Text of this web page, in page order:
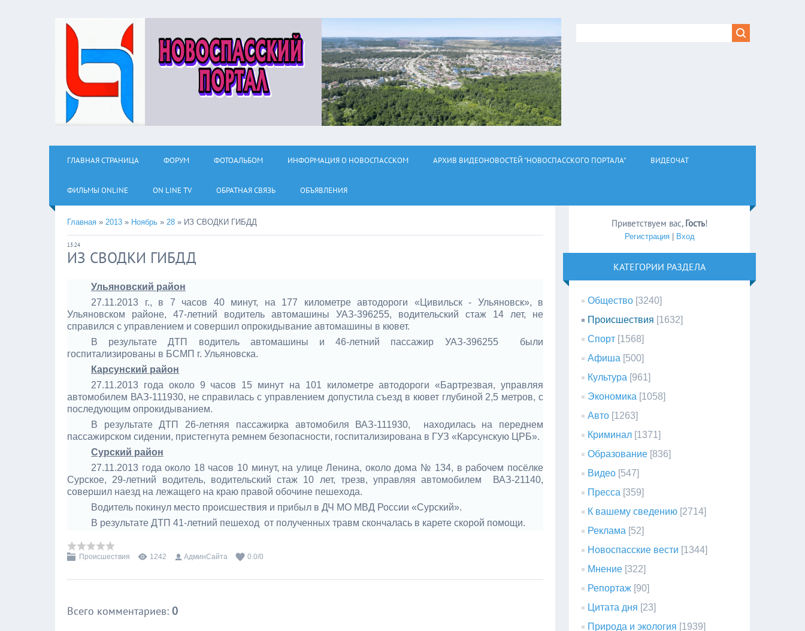
ГЛАВНАЯ СТРАНИЦА ФОРУМ ФОТОАЛЬБОМ ИНФОРМАЦИЯ О НОВОСПАССКОМ АРХИВ ВИДЕОНОВОСТЕЙ "НОВОСПАССКОГО ПОРТАЛА" ВИДЕОЧАТ
ФИЛЬМЫ ОNLINE ON LINE TV ОБРАТНАЯ СВЯЗЬ ОБЪЯВЛЕНИЯ
Главная » 2013 » Ноябрь » 28 » ИЗ СВОДКИ ГИБДД
13:24
ИЗ СВОДКИ ГИБДД
Ульяновский район
27.11.2013 г., в 7 часов 40 минут, на 177 километре автодороги «Цивильск - Ульяновск», в
Ульяновском районе, 47-летний водитель автомашины УАЗ-396255, водительский стаж 14 лет, не
справился с управлением и совершил опрокидывание автомашины в кювет.
В результате ДТП водитель автомашины и 46-летний пассажир УАЗ-396255 были
госпитализированы в БСМП г. Ульяновска.
Карсунский район
27.11.2013 года около 9 часов 15 минут на 101 километре автодороги «Бартрезвая, управляя
автомобилем ВАЗ-111930, не справилась с управлением допустила съезд в кювет глубиной 2,5 метров, с
последующим опрокидыванием.
В результате ДТП 26-летняя пассажирка автомобиля ВАЗ-111930, находилась на переднем
пассажирском сидении, пристегнута ремнем безопасности, госпитализирована в ГУЗ «Карсунскую ЦРБ».
Сурский район
27.11.2013 года около 18 часов 10 минут, на улице Ленина, около дома № 134, в рабочем посёлке
Сурское, 29-летний водитель, водительский стаж 10 лет, трезв, управляя автомобилем ВАЗ-21140,
совершил наезд на лежащего на краю правой обочине пешехода.
Водитель покинул место происшествия и прибыл в ДЧ МО МВД России «Сурский».
В результате ДТП 41-летний пешеход от полученных травм скончалась в карете скорой помощи.
Происшествия 1242 АдминСайта 0.0/0
Всего комментариев: 0
Приветствуем вас, Гость!
Регистрация| Вход
КАТЕГОРИИ РАЗДЕЛА
Общество [3240]
Происшествия [1632]
Спорт [1568]
Афиша [500]
Культура [961]
Экономика [1058]
Авто [1263]
Криминал [1371]
Образование [836]
Видео [547]
Пресса [359]
К вашему сведению [2714]
Реклама [52]
Новоспасские вести [1344]
Мнение [322]
Репортаж [90]
Цитата дня [23]
Природа и экология [1939]